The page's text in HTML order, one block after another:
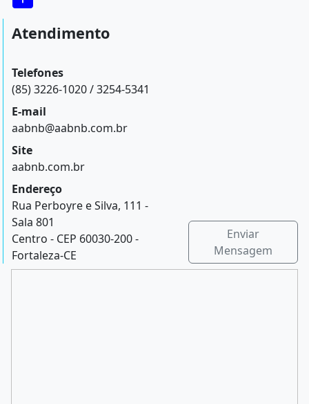
Atendimento
Telefones
(85) 3226-1020 / 3254-5341
E-mail
aabnb@aabnb.com.br
Site
aabnb.com.br
Endereço
Rua Perboyre e Silva, 111 -
Sala 801
Centro - CEP 60030-200 -
Fortaleza-CE
Enviar
Mensagem